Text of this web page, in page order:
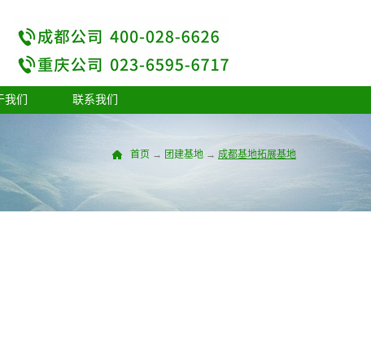
我们 联系我们
首页 → 团建基地 → 成都基地拓展基地